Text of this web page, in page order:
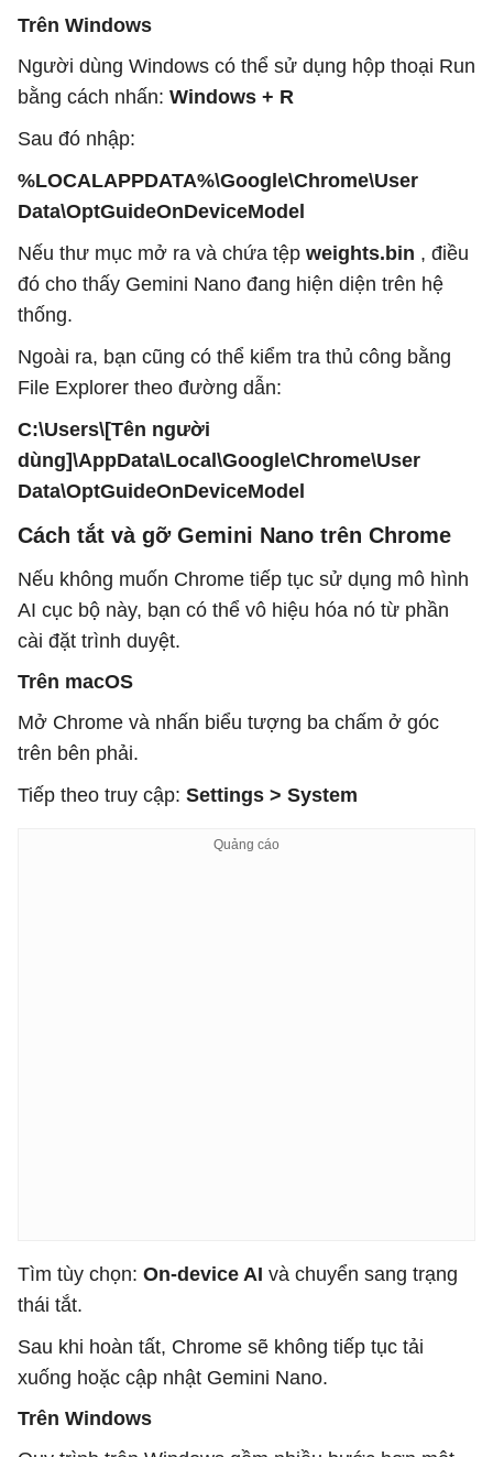
Trên Windows
Người dùng Windows có thể sử dụng hộp thoại Run
bằng cách nhấn: Windows + R
Sau đó nhập:
%LOCALAPPDATA%\Google\Chrome\User
Data\OptGuideOnDeviceModel
Nếu thư mục mở ra và chứa tệp weights.bin , điều
đó cho thấy Gemini Nano đang hiện diện trên hệ
thống.
Ngoài ra, bạn cũng có thể kiểm tra thủ công bằng
File Explorer theo đường dẫn:
C:\Users\[Tên người
dùng]\AppData\Local\Google\Chrome\User
Data\OptGuideOnDeviceModel
Cách tắt và gỡ Gemini Nano trên Chrome
Nếu không muốn Chrome tiếp tục sử dụng mô hình
AI cục bộ này, bạn có thể vô hiệu hóa nó từ phần
cài đặt trình duyệt.
Trên macOS
Mở Chrome và nhấn biểu tượng ba chấm ở góc
trên bên phải.
Tiếp theo truy cập: Settings > System
Tìm tùy chọn: On-device AI và chuyển sang trạng
thái tắt.
Sau khi hoàn tất, Chrome sẽ không tiếp tục tải
xuống hoặc cập nhật Gemini Nano.
Trên Windows